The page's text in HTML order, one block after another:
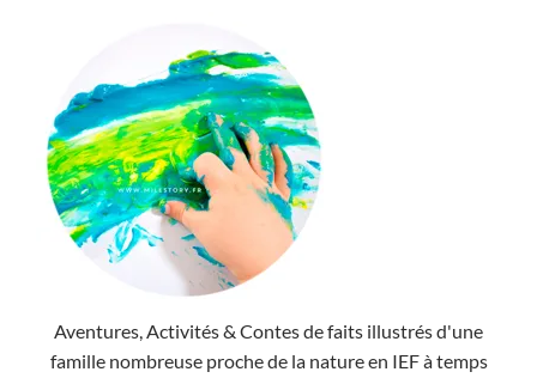
Aventures, Activités & Contes de faits illustrés d'une
famille nombreuse proche de la nature en IEF à temps